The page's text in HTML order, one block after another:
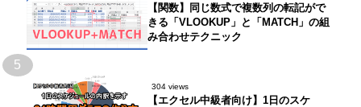
【関数】同じ数式で複数列の転記がで
きる「VLOOKUP」と「MATCH」の組
み合わせテクニック
5
304 views
【エクセル中級者向け】1日のスケ